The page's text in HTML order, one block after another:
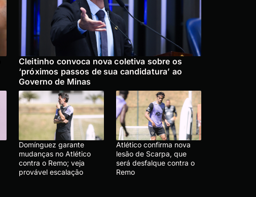
Cleitinho convoca nova coletiva sobre os
‘próximos passos de sua candidatura’ ao
Governo de Minas
Domínguez garante
mudanças no Atlético
contra o Remo; veja
provável escalação
Atlético confirma nova
lesão de Scarpa, que
será desfalque contra o
Remo